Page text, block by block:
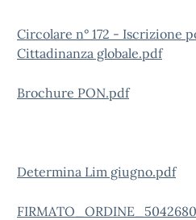
Circolare n° 172 - Iscrizione
Cittadinanza globale.pdf
Brochure PON.pdf
Determina Lim giugno.pdf